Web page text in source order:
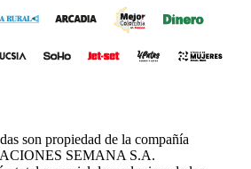
son propiedad de la compañía
SEMANA S.A.